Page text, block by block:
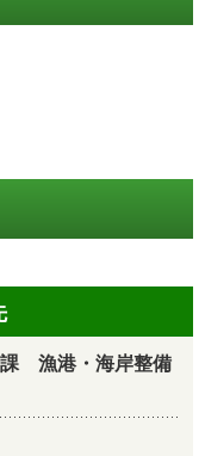
漁港・海岸整備